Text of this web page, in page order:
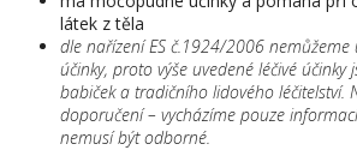
látek z těla
dle nařízení ES č.1924/2006
účinky, proto výše uvedené léčivé
babiček a tradičního lidového léčitelství.
doporučení – vycházíme pouze
nemusí být odborné.